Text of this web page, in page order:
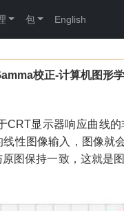
包 English
校正-计算机图形学
CRT显示器响应曲线
性图像输入，图像就
图保持一致， 这就是